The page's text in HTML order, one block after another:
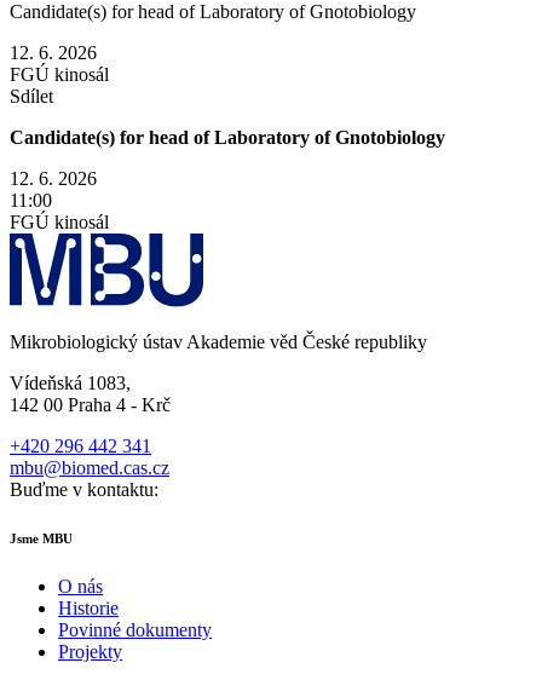
Candidate(s) for head of Laboratory of Gnotobiology
12. 6. 2026
FGÚ kinosál
Sdílet
Candidate(s) for head of Laboratory of Gnotobiology
12. 6. 2026
11:00
FGÚ kinosál
Mikrobiologický ústav Akademie věd České republiky
Vídeňská 1083,
142 00 Praha 4 - Krč
+420 296 442 341
mbu@biomed.cas.cz
Buďme v kontaktu:
Jsme MBU
O nás
Historie
Povinné dokumenty
Projekty